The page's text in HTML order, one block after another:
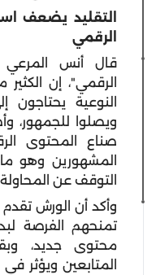
التقليد يضعف
الرقمي
قال أنس
الرقمي"، إن
النوعية
ويصلوا للجمهور،
صناع المحتوى
المشهورين وهو
التوقف عن
وأكد أن الورش تقدم
تمنحهم الفرصة
محتوى جديد،
المتابعين ويؤثر